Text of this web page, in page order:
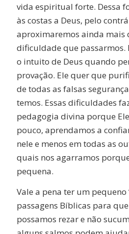
vida espiritual forte. Dessa
às costas a Deus, pelo
aproximaremos ainda mais
dificuldade que passarmos.
o intuito de Deus quando
provação. Ele quer que
de todas as falsas
temos. Essas dificuldades
pedagogia divina porque
pouco, aprendamos a
nele e menos em todas as
quais nos agarramos
pequena.
Vale a pena ter um pequeno
passagens Bíblicas para
possamos rezar e não